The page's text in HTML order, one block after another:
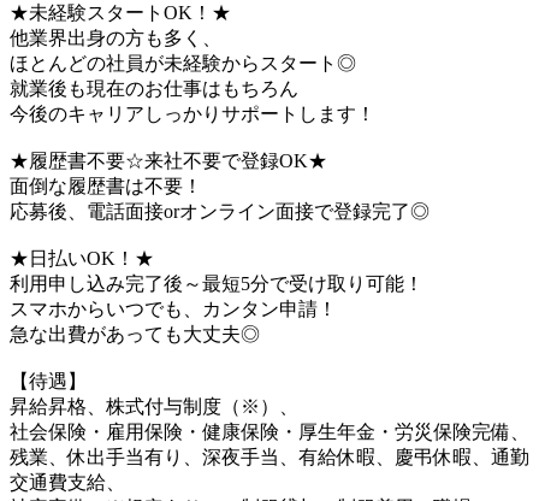
★未経験スタートOK！★
他業界出身の方も多く、
ほとんどの社員が未経験からスタート◎
就業後も現在のお仕事はもちろん
今後のキャリアしっかりサポートします！
★履歴書不要☆来社不要で登録OK★
面倒な履歴書は不要！
応募後、電話面接orオンライン面接で登録完了◎
★日払いOK！★
利用申し込み完了後～最短5分で受け取り可能！
スマホからいつでも、カンタン申請！
急な出費があっても大丈夫◎
【待遇】
昇給昇格、株式付与制度（※）、
社会保険・雇用保険・健康保険・厚生年金・労災保険完備、
残業、休出手当有り、深夜手当、有給休暇、慶弔休暇、通勤
交通費支給、